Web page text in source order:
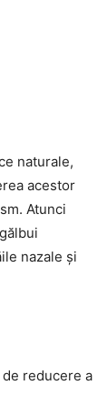
naturale,
acestor
Atunci
nazale și
reducere a